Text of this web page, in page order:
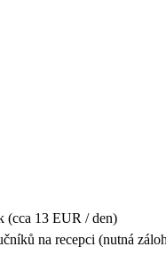
(cca 13 EUR / den)
na recepci (nutná